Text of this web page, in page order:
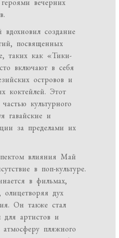
вечерних
создание
посвященных
таких как «Тики-
включают в себя
островов и
коктейлей. Этот
культурного
гавайские и
за пределами их
влияния Май
в поп-культуре.
в фильмах,
дух
Он также стал
артистов и
атмосферу пляжного